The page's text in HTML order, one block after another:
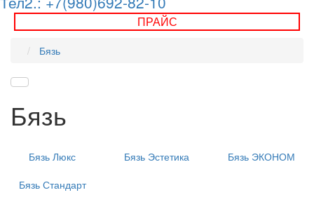
ПРАЙС
Бязь
Бязь
Бязь Люкс Бязь Эстетика
Бязь ЭКОНОМ
Бязь Стандарт